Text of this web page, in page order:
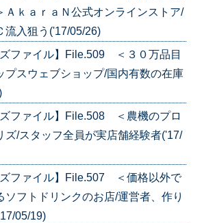
ＡｋａｒａＮ公式オンラインストア/
流入狙う('17/05/26)
ズファイル】File.509 ＜３０万品目
プスウェブショップ/国内有数の在庫
ズファイル】File.508 ＜農機のプロ
ズ/スタッフ全員が実店舗経験者('17/
ズファイル】File.507 ＜価格以外で
ソフトドリンクのお店/運営者、作り
05/19)